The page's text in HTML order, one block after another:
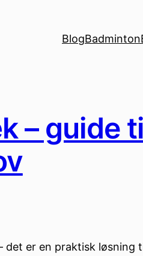
BlogBadminton
– guide
er en praktisk